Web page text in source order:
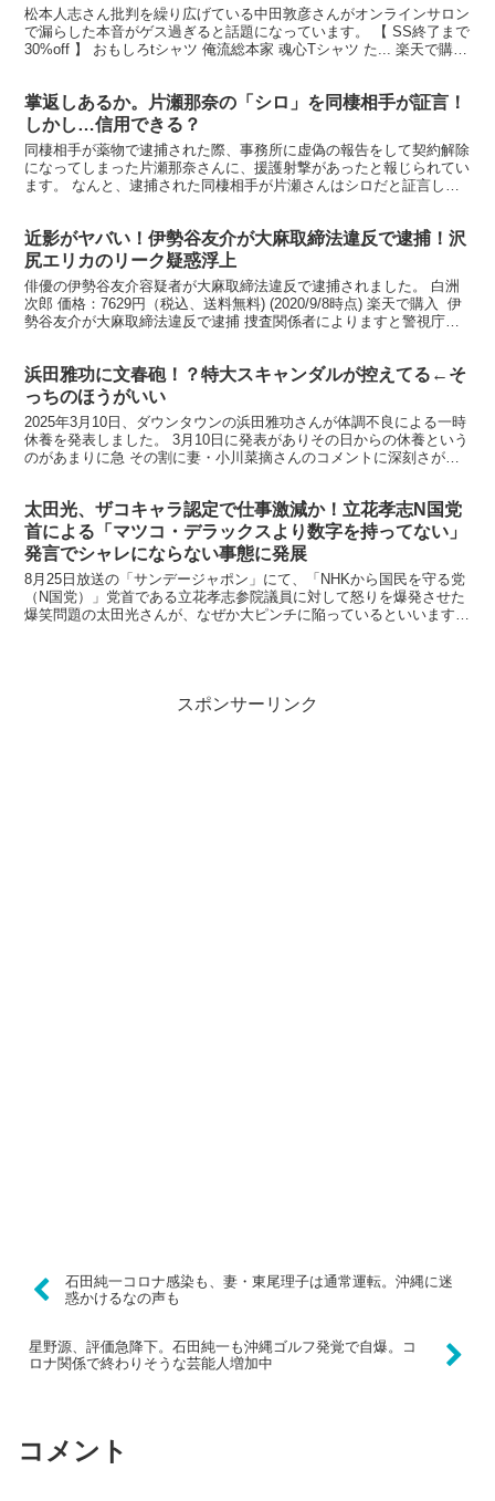
松本人志さん批判を繰り広げている中田敦彦さんがオンラインサロン
で漏らした本音がゲス過ぎると話題になっています。 【 SS終了まで
30%off 】 おもしろtシャツ 俺流総本家 魂心Tシャツ た... 楽天で購入
掌返しあるか。片瀬那奈の「シロ」を同棲相手が証言！
しかし…信用できる？
同棲相手が薬物で逮捕された際、事務所に虚偽の報告をして契約解除
になってしまった片瀬那奈さんに、援護射撃があったと報じられてい
ます。 なんと、逮捕された同棲相手が片瀬さんはシロだと証言した
近影がヤバい！伊勢谷友介が大麻取締法違反で逮捕！沢
尻エリカのリーク疑惑浮上
俳優の伊勢谷友介容疑者が大麻取締法違反で逮捕されました。 白洲
次郎 価格：7629円（税込、送料無料) (2020/9/8時点) 楽天で購入 伊
勢谷友介が大麻取締法違反で逮捕 捜査関係者によりますと警視庁は
浜田雅功に文春砲！？特大スキャンダルが控えてる←そ
っちのほうがいい
2025年3月10日、ダウンタウンの浜田雅功さんが体調不良による一時
休養を発表しました。 3月10日に発表がありその日からの休養という
のがあまりに急 その割に妻・小川菜摘さんのコメントに深刻さがな
太田光、ザコキャラ認定で仕事激減か！立花孝志N国党
首による「マツコ・デラックスより数字を持ってない」
発言でシャレにならない事態に発展
8月25日放送の「サンデージャポン」にて、「NHKから国民を守る党
（N国党）」党首である立花孝志参院議員に対して怒りを爆発させた
爆笑問題の太田光さんが、なぜか大ピンチに陥っているといいます。
スポンサーリンク
石田純一コロナ感染も、妻・東尾理子は通常運転。沖縄に迷
惑かけるなの声も
星野源、評価急降下。石田純一も沖縄ゴルフ発覚で自爆。コ
ロナ関係で終わりそうな芸能人増加中
コメント